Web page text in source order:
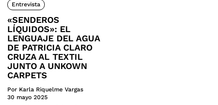
Entrevista
«SENDEROS
LÍQUIDOS»: EL
LENGUAJE DEL AGUA
DE PATRICIA CLARO
CRUZA AL TEXTIL
JUNTO A UNKOWN
CARPETS
Por Karla Riquelme Vargas
30 mayo 2025